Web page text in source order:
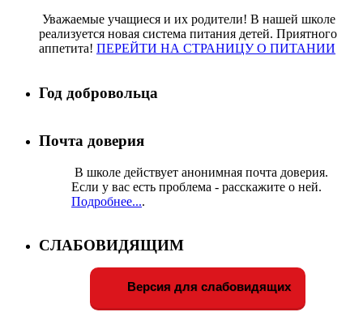
Уважаемые учащиеся и их родители! В нашей школе
реализуется новая система питания детей. Приятного
аппетита! ПЕРЕЙТИ НА СТРАНИЦУ О ПИТАНИИ
Год добровольца
Почта доверия
В школе действует анонимная почта доверия.
Если у вас есть проблема - расскажите о ней.
Подробнее....
СЛАБОВИДЯЩИМ
Версия для слабовидящих